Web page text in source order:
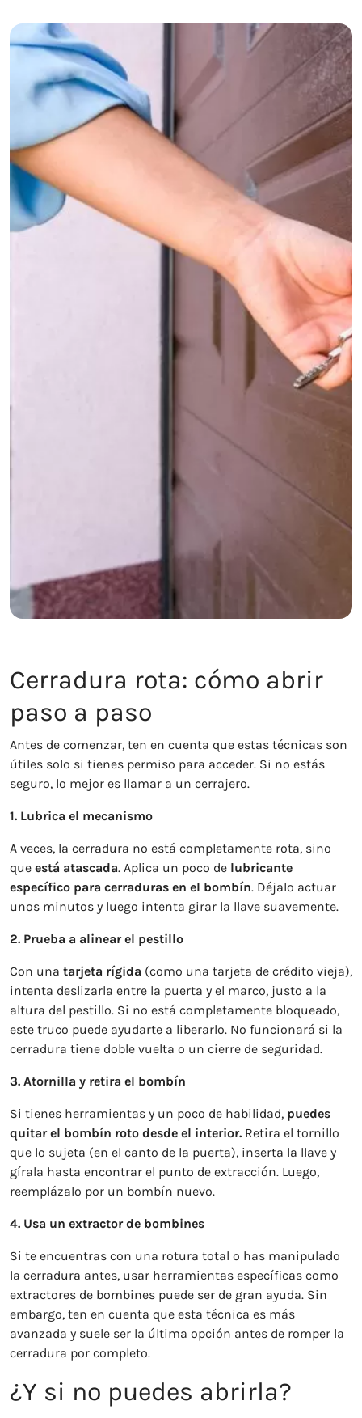
Cerradura rota: cómo abrir
paso a paso
Antes de comenzar, ten en cuenta que estas técnicas son
útiles solo si tienes permiso para acceder. Si no estás
seguro, lo mejor es llamar a un cerrajero.
1. Lubrica el mecanismo
A veces, la cerradura no está completamente rota, sino
que está atascada. Aplica un poco de lubricante
específico para cerraduras en el bombín. Déjalo actuar
unos minutos y luego intenta girar la llave suavemente.
2. Prueba a alinear el pestillo
Con una tarjeta rígida (como una tarjeta de crédito vieja),
intenta deslizarla entre la puerta y el marco, justo a la
altura del pestillo. Si no está completamente bloqueado,
este truco puede ayudarte a liberarlo. No funcionará si la
cerradura tiene doble vuelta o un cierre de seguridad.
3. Atornilla y retira el bombín
Si tienes herramientas y un poco de habilidad, puedes
quitar el bombín roto desde el interior. Retira el tornillo
que lo sujeta (en el canto de la puerta), inserta la llave y
gírala hasta encontrar el punto de extracción. Luego,
reemplázalo por un bombín nuevo.
4. Usa un extractor de bombines
Si te encuentras con una rotura total o has manipulado
la cerradura antes, usar herramientas específicas como
extractores de bombines puede ser de gran ayuda. Sin
embargo, ten en cuenta que esta técnica es más
avanzada y suele ser la última opción antes de romper la
cerradura por completo.
¿Y si no puedes abrirla?